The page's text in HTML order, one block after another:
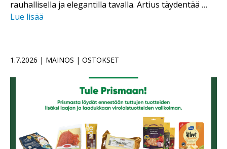
rauhallisella ja elegantilla tavalla. Artius täydentää …
Lue lisää
1.7.2026 | MAINOS | OSTOKSET